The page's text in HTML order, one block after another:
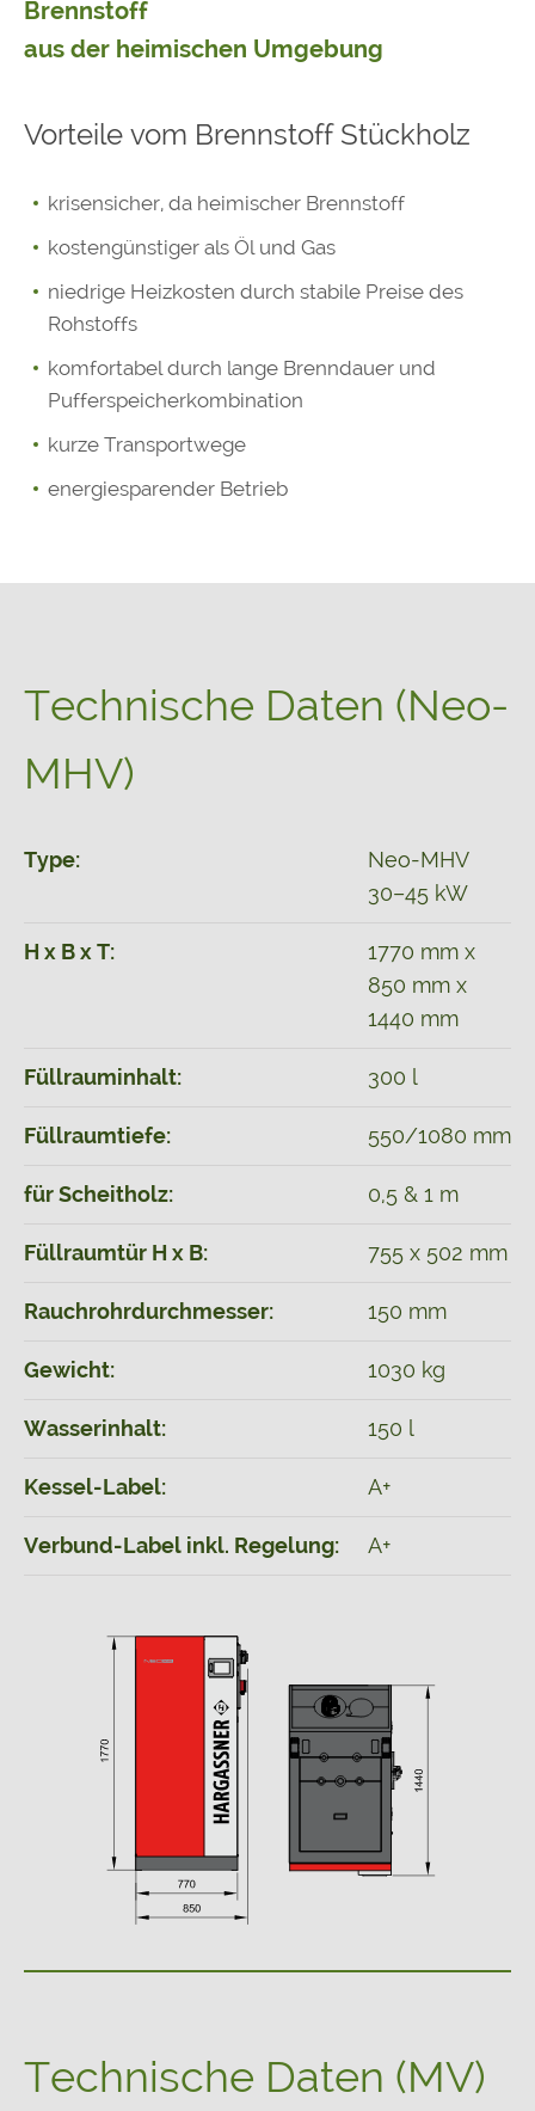
Brennstoff
aus der heimischen Umgebung
Vorteile vom Brennstoff Stückholz
krisensicher, da heimischer Brennstoff
kostengünstiger als Öl und Gas
niedrige Heizkosten durch stabile Preise des
Rohstoffs
komfortabel durch lange Brenndauer und
Pufferspeicherkombination
kurze Transportwege
energiesparender Betrieb
Technische Daten (Neo-
MHV)
Type:
Neo-MHV
30–45 kW
H x B x T:
1770 mm x
850 mm x
1440 mm
Füllrauminhalt: 300 l
Füllraumtiefe: 550/1080 mm
für Scheitholz: 0,5 & 1 m
Füllraumtür H x B: 755 x 502 mm
Rauchrohrdurchmesser: 150 mm
Gewicht: 1030 kg
Wasserinhalt: 150 l
Kessel-Label: A+
Verbund-Label inkl. Regelung: A+
Technische Daten (MV)